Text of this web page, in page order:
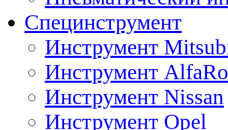
Специнструмент
Инструмент
Инструмент
Инструмент Nissan
Инструмент Opel